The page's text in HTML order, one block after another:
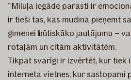
“Mīluļa iegāde parasti ir
ir tieši tas, kas mudina pieņemt
ģimenei būtiskāko jautājumu –
rotaļām un citām aktivitātēm.
Tikpat svarīgi ir izvērtēt, kur tiek
interneta vietnes, kur sastopami